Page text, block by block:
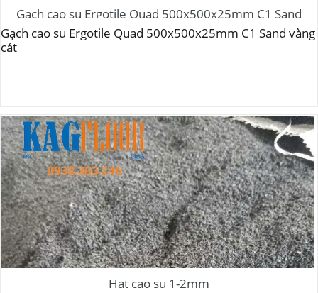
Gạch cao su Ergotile Quad 500x500x25mm C1 Sand
vàng cát
Gạch cao su Ergotile Quad 500x500x25mm C1 Sand vàng
cát
Hạt cao su 1-2mm